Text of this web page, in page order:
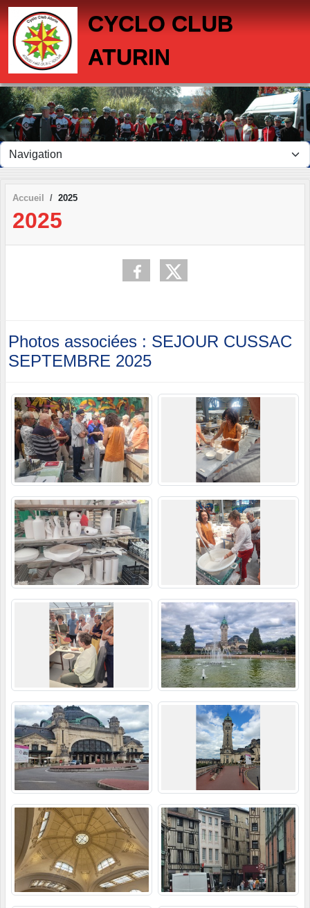
CYCLO CLUB
ATURIN
Accueil 2025
2025
Photos associées : SEJOUR CUSSAC
SEPTEMBRE 2025
Panneau de gestion des cookies